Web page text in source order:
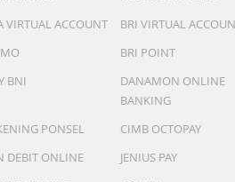
VIRTUAL ACCOUNT
BRI VIRTUAL
BRI POINT
BNI
DANAMON ONLINE
BANKING
PONSEL
CIMB OCTOPAY
DEBIT ONLINE
JENIUS PAY